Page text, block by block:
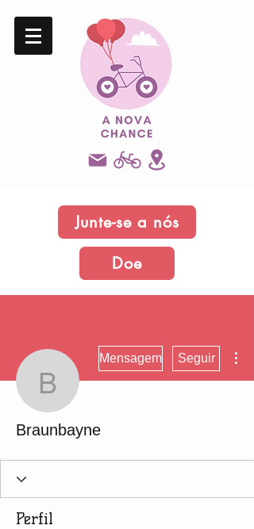
Junte-se a nós
Doe
Braunbayne
Mensagem Seguir
Braunbayne
Perfil